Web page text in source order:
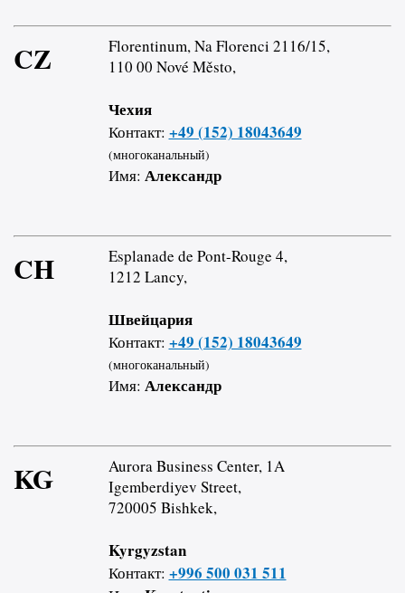
CZ
Florentinum, Na Florenci 2116/15,
110 00 Nové Město,
Чехия
Контакт: +49 (152) 18043649
(многоканальный)
Имя: Александр
CH
Esplanade de Pont-Rouge 4,
1212 Lancy,
Швейцария
Контакт: +49 (152) 18043649
(многоканальный)
Имя: Александр
KG
Aurora Business Center, 1A
Igemberdiyev Street,
720005 Bishkek,
Kyrgyzstan
Контакт: +996 500 031 511